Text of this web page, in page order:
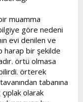
muamma
göre nedeni
evi denilen ve
harap bir şekilde
örtü olmasa
örterek
tabanına
olarak